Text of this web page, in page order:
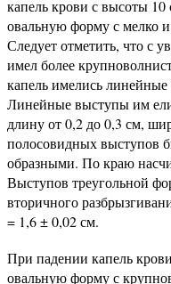
капель крови с высоты
овальную форму с мелко
Следует отметить, что с
имел более
капель имелись
Линейные выступы им
длину от 0,2 до 0,3 см,
полосовидных выступов
образными. По краю
Выступов треугольной
вторичного
= 1,6 ± 0,02 см.
При падении капель
овальную форму с